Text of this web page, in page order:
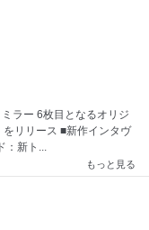
ラー 6枚目となるオリジ
リリース ■新作インタヴ
：新ト...
もっと見る